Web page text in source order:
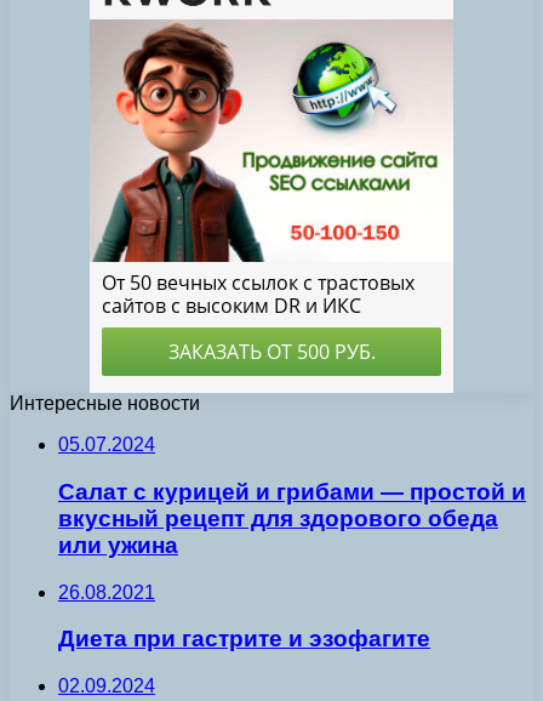
Интересные новости
05.07.2024
Салат с курицей и грибами — простой и
вкусный рецепт для здорового обеда
или ужина
26.08.2021
Диета при гастрите и эзофагите
02.09.2024